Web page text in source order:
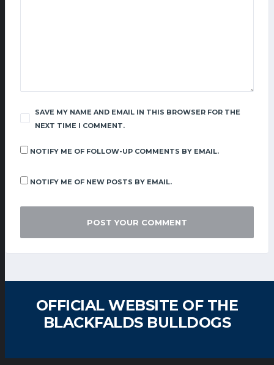
SAVE MY NAME AND EMAIL IN THIS BROWSER FOR THE
NEXT TIME I COMMENT.
NOTIFY ME OF FOLLOW-UP COMMENTS BY EMAIL.
NOTIFY ME OF NEW POSTS BY EMAIL.
OFFICIAL WEBSITE OF THE
BLACKFALDS BULLDOGS